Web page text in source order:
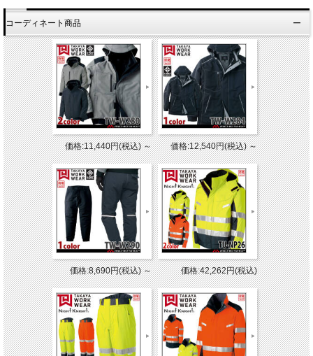
コーディネート商品
価格:11,440円(税込)～ 価格:12,540円(税込)～
価格:8,690円(税込)～ 価格:42,262円(税込)